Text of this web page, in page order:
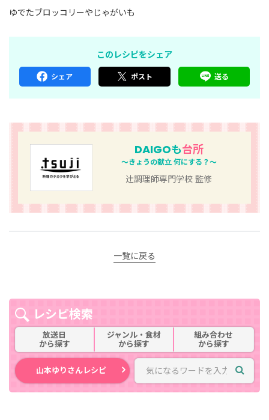
ゆでたブロッコリーやじゃがいも
このレシピをシェア
シェア ポスト 送る
DAIGOも台所
～きょうの献立 何にする？～
辻󠄀調理師専門学校 監修
一覧に戻る
レシピ検索
放送日
から探す
ジャンル・食材
から探す
組み合わせ
から探す
山本ゆりさんレシピ